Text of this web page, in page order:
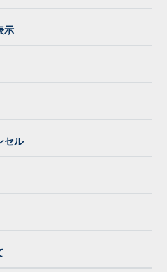
示
セル